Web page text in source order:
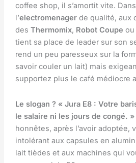
coffee shop, il s’amortit vite.
l’electromenagerde qualité, aux
des Thermomix, Robot Coupe ou
tient sa place de leader sur son
rend un peu paresseux sur la
savoir couler un lait) mais
supportez plus le café médiocre
Le slogan ? « Jura E8 : Votre
le salaire ni les jours de congé. »
honnêtes, après l’avoir adoptée,
intolérant aux capsules en
lait tièdes et aux machines qui